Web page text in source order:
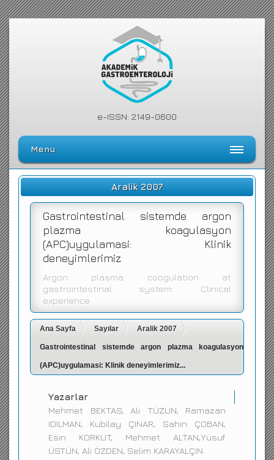
e-ISSN: 2149-0600
Menu
Ana Sayfa
Editörler Kurulu
Dergi Kılavuzu
Arşiv
Arama Yap
İletişim
Aralik 2007
Gastrointestinal sistemde argon
plazma koagulasyon
(APC)uygulamasi: Klinik
deneyimlerimiz
Argon plasma coogulation at
gastrointestinal system: Clinical
experience
Ana Sayfa Sayılar Aralik 2007
Gastrointestinal sistemde argon plazma koagulasyon
(APC)uygulamasi: Klinik deneyimlerimiz...
Yazarlar
Mehmet BEKTAS, Ali TÜZÜN, Ramazan
IDILMAN, Kubilay ÇINAR, Sahin ÇOBAN,
Esin KORKUT, Mehmet ALTAN,Yusuf
ÜSTÜN, Ali ÖZDEN, Selim KARAYALÇIN